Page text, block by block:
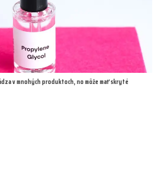
v mnohých produktoch, no môže mať skryté